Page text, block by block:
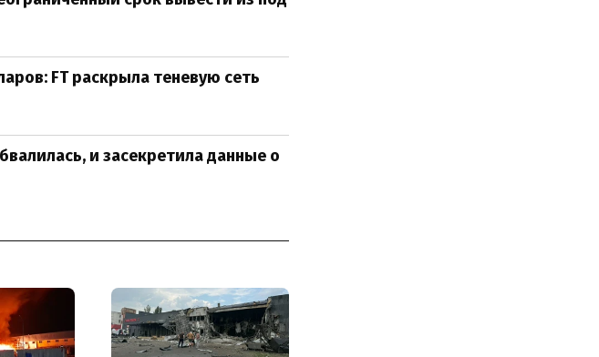
FT раскрыла теневую сеть
и засекретила данные о